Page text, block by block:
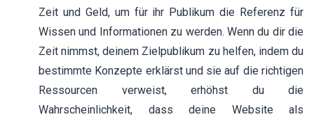
Zeit und Geld, um für ihr Publikum die Referenz für
Wissen und Informationen zu werden. Wenn du dir die
Zeit nimmst, deinem Zielpublikum zu helfen, indem du
bestimmte Konzepte erklärst und sie auf die richtigen
Ressourcen verweist, erhöhst du die
Wahrscheinlichkeit, dass deine Website als